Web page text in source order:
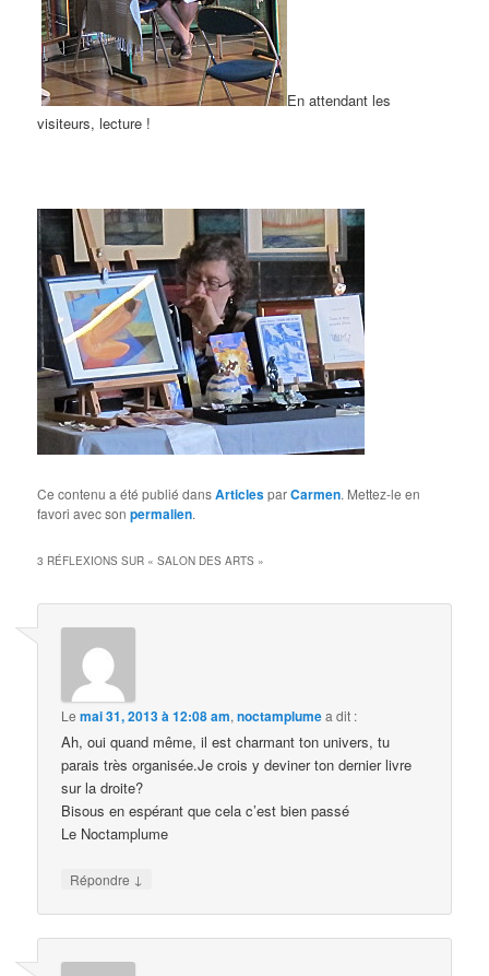
En attendant les
visiteurs, lecture !
Ce contenu a été publié dansArticlesparCarmen. Mettez-le en
favori avec sonpermalien.
3 RÉFLEXIONS SUR «SALON DES ARTS »
Lemai 31, 2013 à 12:08 am,noctamplumea dit :
Ah, oui quand même, il est charmant ton univers, tu
parais très organisée.Je crois y deviner ton dernier livre
sur la droite?
Bisous en espérant que cela c’est bien passé
Le Noctamplume
Répondre ↓